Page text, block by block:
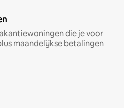
die je voor
maandelijkse betalingen